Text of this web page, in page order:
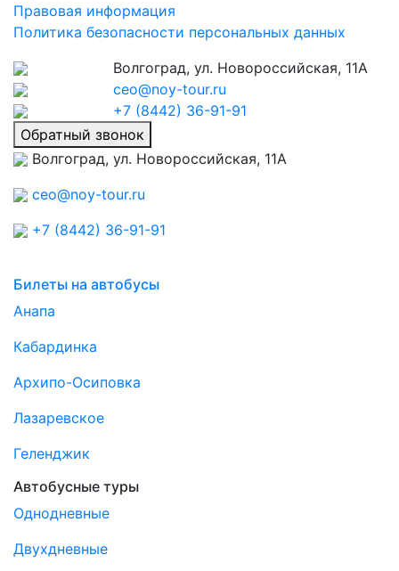
Правовая информация
Политика безопасности персональных данных
Волгоград, ул. Новороссийская, 11А
ceo@noy-tour.ru
+7 (8442) 36-91-91
Обратный звонок
Волгоград, ул. Новороссийская, 11А
ceo@noy-tour.ru
+7 (8442) 36-91-91
Билеты на автобусы
Анапа
Кабардинка
Архипо-Осиповка
Лазаревское
Геленджик
Автобусные туры
Однодневные
Двухдневные